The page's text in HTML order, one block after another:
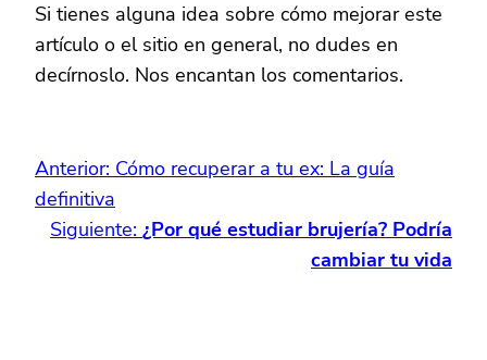
Si tienes alguna idea sobre cómo mejorar este
artículo o el sitio en general, no dudes en
decírnoslo. Nos encantan los comentarios.
Anterior: Cómo recuperar a tu ex: La guía
definitiva
Siguiente: ¿Por qué estudiar brujería? Podría
cambiar tu vida